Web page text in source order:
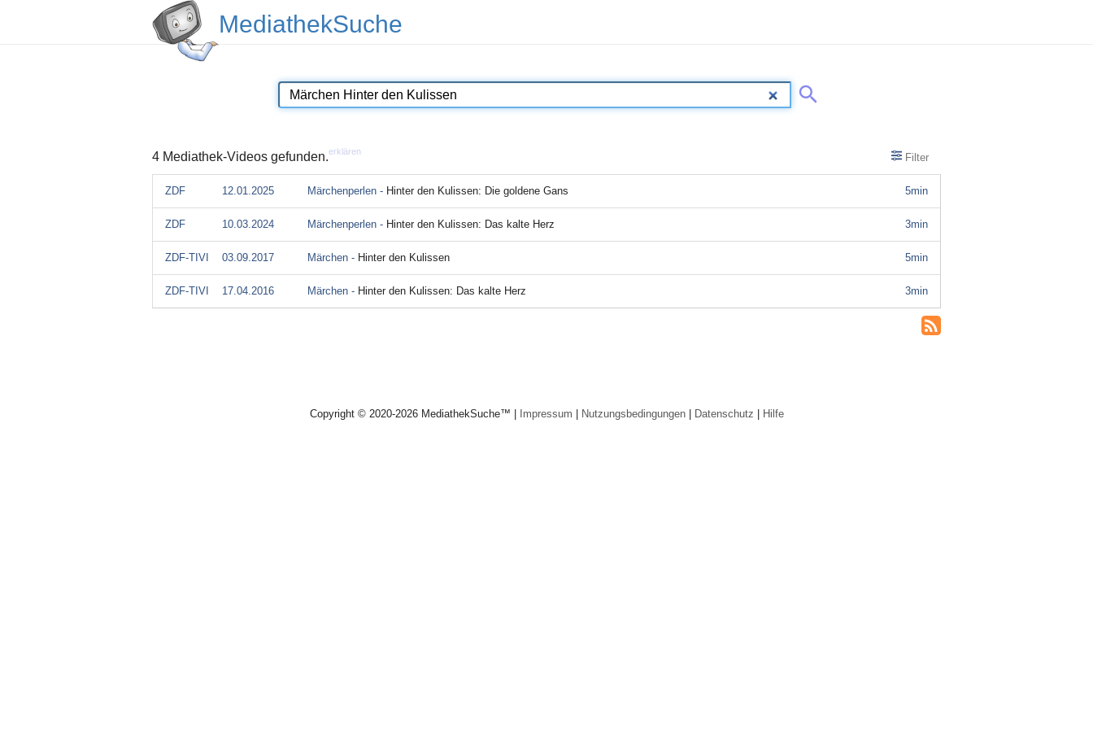
MediathekSuche
4 Mediathek-Videos gefunden.erklären Filter
5min
ZDF 12.01.2025 Märchenperlen - Hinter den Kulissen: Die goldene Gans
3min
ZDF 10.03.2024 Märchenperlen - Hinter den Kulissen: Das kalte Herz
5min
ZDF-TIVI 03.09.2017 Märchen - Hinter den Kulissen
3min
ZDF-TIVI 17.04.2016 Märchen - Hinter den Kulissen: Das kalte Herz
Copyright © 2020-2026 MediathekSuche™ | Impressum | Nutzungsbedingungen| Datenschutz | Hilfe